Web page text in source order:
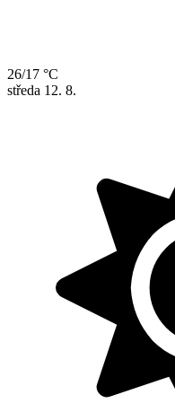
26/17 °C
středa 12. 8.